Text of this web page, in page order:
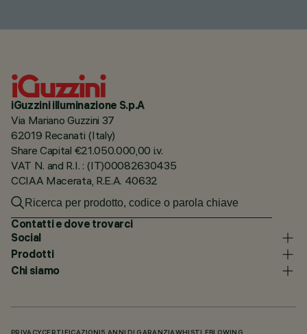
iGuzzini illuminazione S.p.A
Via Mariano Guzzini 37
62019 Recanati (Italy)
Share Capital €21.050.000,00 i.v.
VAT N. and R.I. : (IT)00082630435
CCIAA Macerata, R.E.A. 40632
Contatti e dove trovarci
Social
Prodotti
Chi siamo